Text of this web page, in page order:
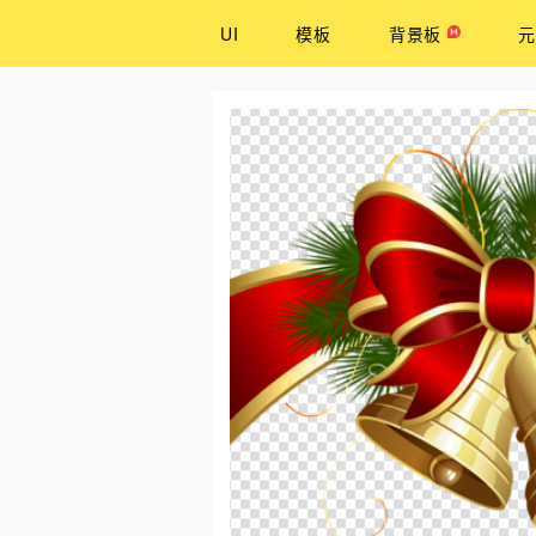
UI 模板 背景板